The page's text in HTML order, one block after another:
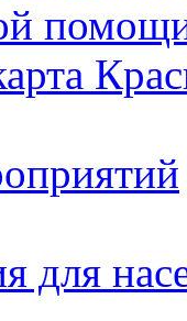
для